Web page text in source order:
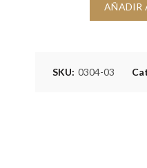
AÑADIR
SKU: 0304-03